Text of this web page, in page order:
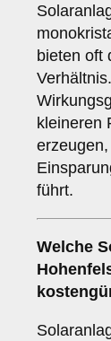
bieten oft
kleineren
führt.
Welche